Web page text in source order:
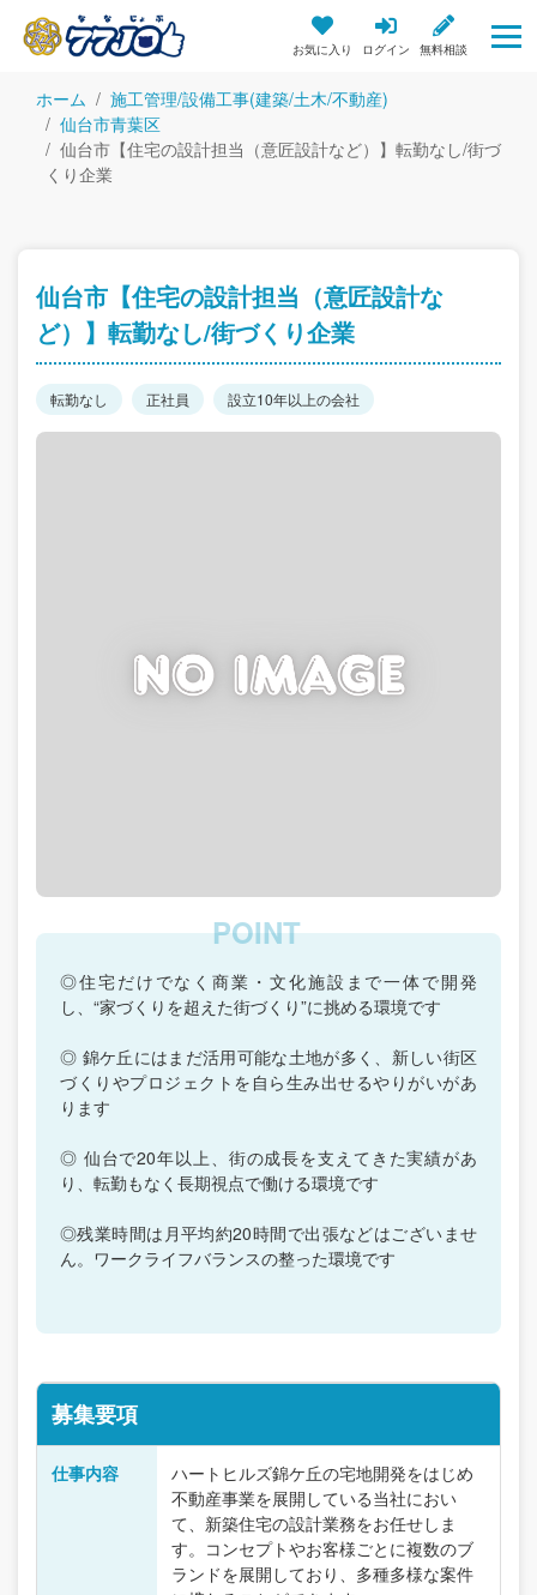
お気に入り ログイン 無料相談
ホーム
施工管理/設備工事(建築/土木/不動産)
仙台市青葉区
仙台市【住宅の設計担当（意匠設計など）】転勤なし/街づ
くり企業
仙台市【住宅の設計担当（意匠設計な
ど）】転勤なし/街づくり企業
転勤なし 正社員 設立10年以上の会社
◎住宅だけでなく商業・文化施設まで一体で開発
し、“家づくりを超えた街づくり”に挑める環境です
◎ 錦ケ丘にはまだ活用可能な土地が多く、新しい街区
づくりやプロジェクトを自ら生み出せるやりがいがあ
ります
◎ 仙台で20年以上、街の成長を支えてきた実績があ
り、転勤もなく長期視点で働ける環境です
◎残業時間は月平均約20時間で出張などはございませ
ん。ワークライフバランスの整った環境です
募集要項
仕事内容
ハートヒルズ錦ケ丘の宅地開発をはじめ
不動産事業を展開している当社におい
て、新築住宅の設計業務をお任せしま
す。コンセプトやお客様ごとに複数のブ
ランドを展開しており、多種多様な案件